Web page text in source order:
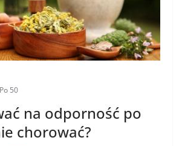
Po 50
na odporność po
chorować?